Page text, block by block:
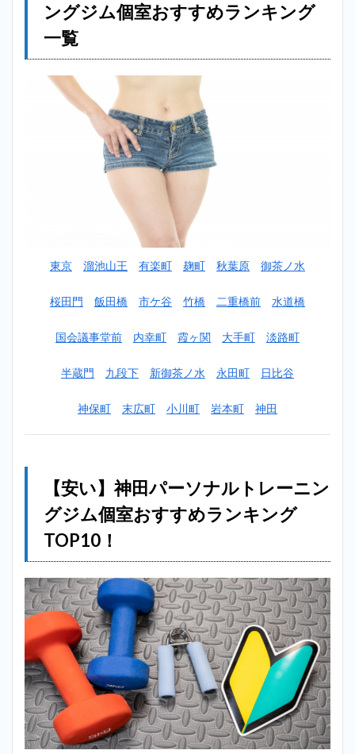
ナル
ーニ
ング
個室
グジム個
めランキ
ビヨンド
（BEYOND）
ビーコンセ
＿神田
2.3
位：ミヤザ
キジム
（MIYAZAKI
GYM）＿神
田
2.4
4位：
アウトライン
（OUTLINE）
＿神田
5位：
エク
ササ
イズ
コー
ングジム個室おすすめランキング
一覧
東京 溜池山王 有楽町 麹町 秋葉原 御茶ノ水
桜田門 飯田橋 市ケ谷 竹橋 二重橋前 水道橋
国会議事堂前 内幸町 霞ヶ関 大手町 淡路町
半蔵門 九段下 新御茶ノ水 永田町 日比谷
神保町 末広町 小川町 岩本町 神田
【安い】神田パーソナルトレーニン
グジム個室おすすめランキング
TOP10！